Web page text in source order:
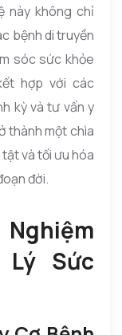
này không chỉ
bệnh di truyền
sóc sức khỏe
hợp với các
kỳ và tư vấn y
thành một chìa
và tối ưu hóa
đời.
Lý Sức